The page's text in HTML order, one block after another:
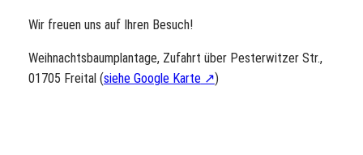
Wir freuen uns auf Ihren Besuch!
Weihnachtsbaumplantage, Zufahrt über Pesterwitzer Str.,
01705 Freital (siehe Google Karte )